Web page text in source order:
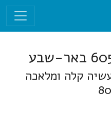
קלה ומלאכה